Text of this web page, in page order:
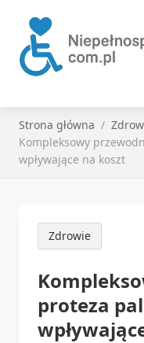
Strona główna
Kompleksowy
wpływające na koszt
Zdrowie
proteza